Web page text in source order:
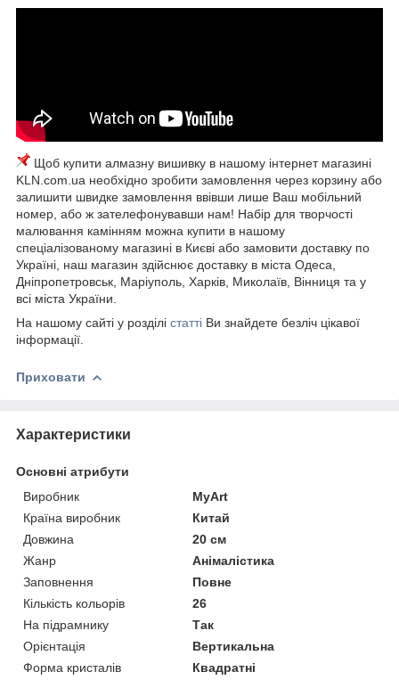
Щоб купити алмазну вишивку в нашому інтернет магазині
KLN.com.ua необхідно зробити замовлення через корзину або
залишити швидке замовлення ввівши лише Ваш мобільний
номер, або ж зателефонувавши нам! Набір для творчості
малювання камінням можна купити в нашому
спеціалізованому магазині в Києві або замовити доставку по
Україні, наш магазин здійснює доставку в міста Одеса,
Дніпропетровськ, Маріуполь, Харків, Миколаїв, Вінниця та у
всі міста України.
На нашому сайті у розділі статті Ви знайдете безліч цікавої
інформації.
Приховати
Характеристики
Основні атрибути
Виробник
MyArt
Країна виробник
Китай
Довжина
20 см
Жанр
Анімалістика
Заповнення
Повне
Кількість кольорів
26
На підрамнику
Так
Орієнтація
Вертикальна
Форма кристалів
Квадратні